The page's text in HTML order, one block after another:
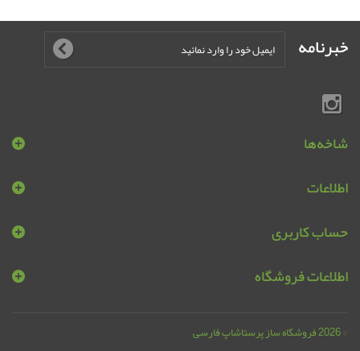
خبرنامه
شاخه‌ها
اطلاعات
© 2026 فروشگاه ساز پرستاشاپ فارسی
حساب کاربری
اطلاعات فروشگاه